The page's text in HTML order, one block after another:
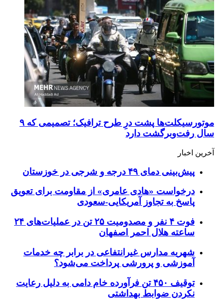
موتورسیکلت‌ها پشت درِ طرح ترافیک؛ تصمیمی که ۹
سال رفت‌وبرگشت دارد
آخرین اخبار
پیش‌بینی دمای ۴۹ درجه و شرجی در خوزستان
درخواست «هادی عامری» از مقاومت برای تعویق
پاسخ به تجاوز آمریکایی-سعودی
فوت ۴ نفر و مصدومیت ۲۵ تن در عملیات‌های ۲۴
ساعته هلال احمر اصفهان
شهریه مدارس غیرانتفاعی در برابر چه خدمات
آموزشی و پرورشی پرداخت می‌شود؟
توقیف ۴۵۰ تن فرآورده خام دامی به دلیل رعایت
نکردن ضوابط بهداشتی